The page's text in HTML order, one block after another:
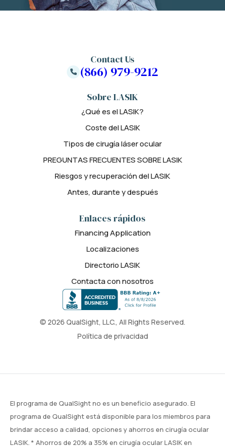
© 2026 QualSight, LLC., All Rights Reserved.
Política de privacidad
Sobre LASIK
¿Qué es el LASIK?
Coste del LASIK
Tipos de cirugía láser ocular
PREGUNTAS FRECUENTES SOBRE LASIK
Riesgos y recuperación del LASIK
Antes, durante y después
Enlaces rápidos
Financing Application
Localizaciones
Directorio LASIK
Contacta con nosotros
Contact Us
(866) 979-9212
El programa de QualSight no es un beneficio asegurado. El
programa de QualSight está disponible para los miembros para
brindar acceso a calidad, opciones y ahorros en cirugía ocular
LASIK. * Ahorros de 20% a 35% en cirugía ocular LASIK en